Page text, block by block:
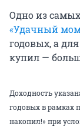
Одно из
«Удачный
годовых, а
купил —
Доходность
годовых в рамках
накопил!» при